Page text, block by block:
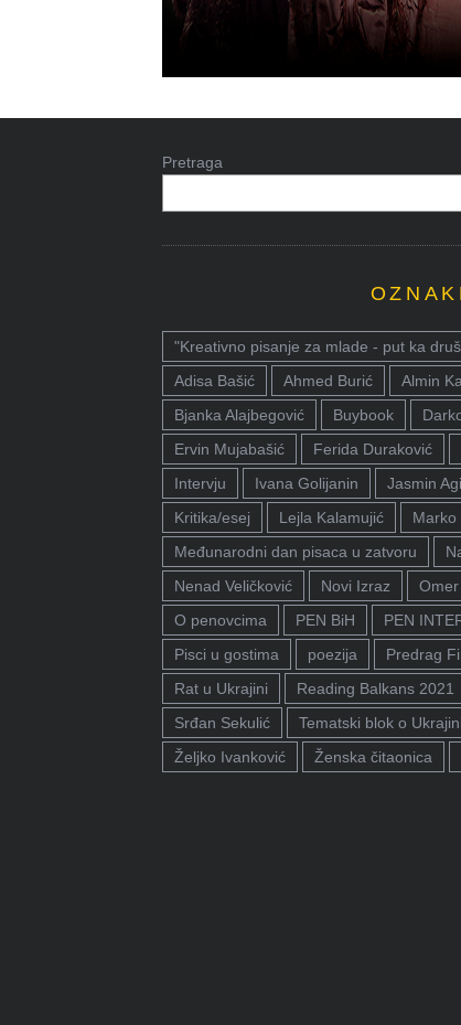
Pretraga
"Kreativno pisanje za mlade - put ka
Adisa Bašić
Ahmed Burić Almin
Bjanka Alajbegović
Buybook
Ervin Mujabašić
Ferida Duraković
Intervju
Ivana Golijanin Jasmin
Kritika/esej
Lejla Kalamujić Marko
Međunarodni dan pisaca u zatvoru
Nenad Veličković
Novi Izraz
O penovcima
PEN BiH
PEN
Pisci u gostima
poezija Predrag
Rat u Ukrajini
Reading Balkans 2021
Srđan Sekulić
Tematski blok o Ukrajini
Željko Ivanković
Ženska čitaonica